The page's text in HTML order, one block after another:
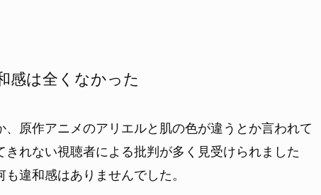
感は全くなかった
原作アニメのアリエルと肌の色が違うとか言われて
れない視聴者による批判が多く見受けられました
違和感はありませんでした。